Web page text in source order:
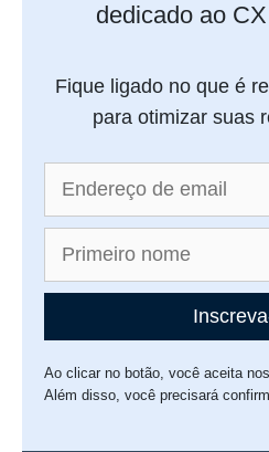
dedicado ao
Fique ligado no que é
para otimizar suas
Ao clicar no botão, você aceita
Além disso, você precisará